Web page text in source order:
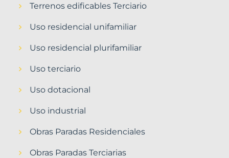
Terrenos edificables Terciario
Uso residencial unifamiliar
Uso residencial plurifamiliar
Uso terciario
Uso dotacional
Uso industrial
Obras Paradas Residenciales
Obras Paradas Terciarias